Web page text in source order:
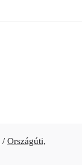
/ Országúti,